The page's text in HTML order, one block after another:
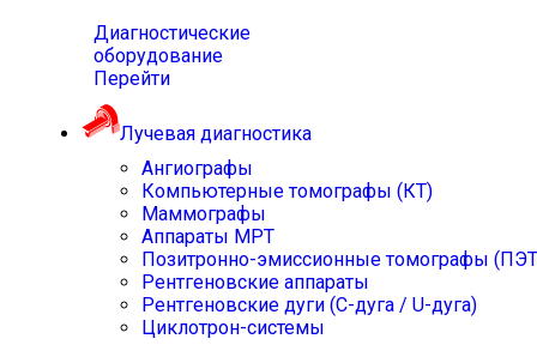
Диагностические
оборудование
Перейти
Лучевая диагностика
Ангиографы
Компьютерные томографы (КТ)
Маммографы
Аппараты МРТ
Позитронно-эмиссионные томографы
Рентгеновские аппараты
Рентгеновские дуги (С-дуга / U-дуга)
Циклотрон-системы